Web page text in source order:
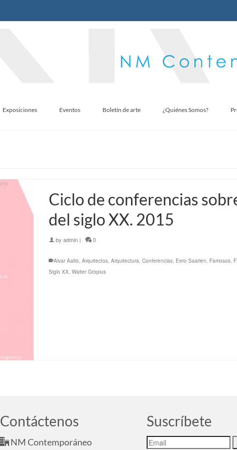
Exposiciones Eventos Boletín de arte ¿Quiénes Somos?
Ciclo de conferencias
del siglo XX. 2015
byadmin | 0
Alvar Aalto,Arquitectos,Arquitectura,Conferencias, Eero Saarien, Famosos,
Siglo XX,Walter Gropius
Contáctenos
NM Contemporáneo
Suscríbete